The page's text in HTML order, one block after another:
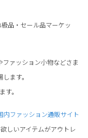
品・セール品マーケッ
ァッション小物などさま
ます。
。
内ファッション通販サイト
しいアイテムがアウトレ